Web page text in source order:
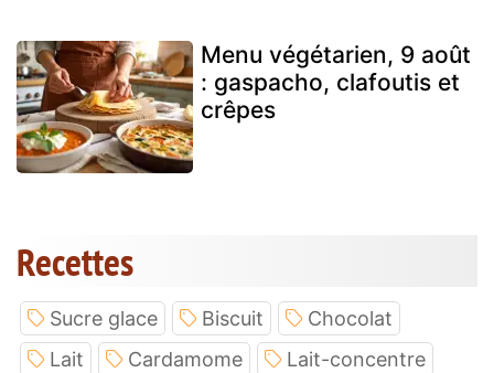
Menu végétarien, 9 août
: gaspacho, clafoutis et
crêpes
Recettes
Sucre glace Biscuit
Chocolat
Lait
Cardamome
Lait-concentre